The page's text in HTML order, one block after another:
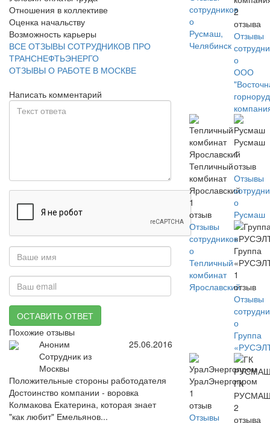
Отношения в коллективе
Оценка начальству
Возможность карьеры
ВСЕ ОТЗЫВЫ СОТРУДНИКОВ ПРО
ТРАНСНЕФТЬЭНЕРГО
ОТЗЫВЫ О РАБОТЕ В МОСКВЕ
Написать комментарий
ОСТАВИТЬ ОТВЕТ
Похожие отзывы
Аноним
Сотрудник из
Москвы
25.06.2016
Положительные стороны работодателя
Достоинство компании - воровка
Колмакова Екатерина, которая знает
"как любит" Емельянов...
сотрудников
о
Русмаш,
Челябинск
2
отзыва
Отзывы
о
ООО
Тепличный
комбинат
Ярославский
1
отзыв
Отзывы
сотрудников
о
Тепличный
комбинат
Ярославский
Русмаш
1
отзыв
Отзывы
о
Русмаш
Группа
1
отзыв
Отзывы
о
Группа
УралЭнергопром
1
отзыв
Отзывы
ГК
2
отзыва